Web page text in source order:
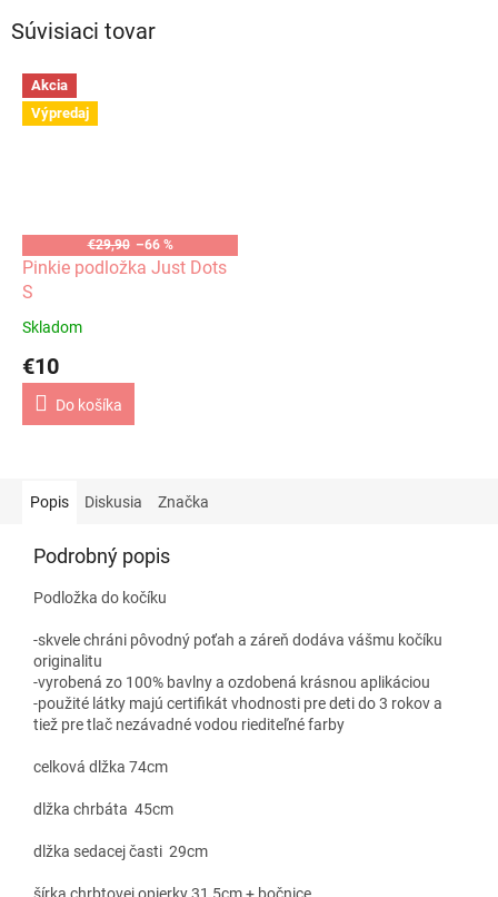
Súvisiaci tovar
Akcia
Výpredaj
€29,90 –66 %
Pinkie podložka Just Dots
S
Skladom
€10
Do košíka
Popis Diskusia Značka
Podrobný popis
Podložka do kočíku
-skvele chráni pôvodný poťah a záreň dodáva vášmu kočíku
originalitu
-vyrobená zo 100% bavlny a ozdobená krásnou aplikáciou
-použité látky majú certifikát vhodnosti pre deti do 3 rokov a
tiež pre tlač nezávadné vodou riediteľné farby
celková dlžka 74cm
dlžka chrbáta 45cm
dlžka sedacej časti 29cm